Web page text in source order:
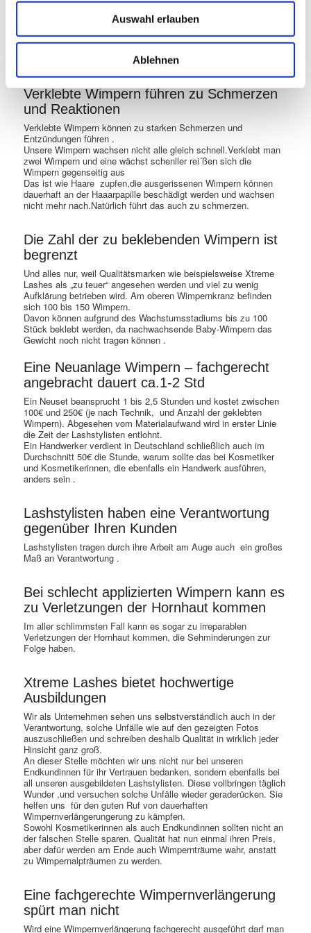
Auswahl erlauben
Ablehnen
Zu schwere Wimpern Extensions
schädigen die Naturwimpern
Zu schwere, zu viele und zu lange Extensions, können durch Ihr
Gewicht die Haarwurzel zerstören.Die Haarwurzel kann sich
Verklebte Wimpern führen zu Schmerzen
und Reaktionen
Verklebte Wimpern können zu starken Schmerzen und
Entzündungen führen .
Unsere Wimpern wachsen nicht alle gleich schnell.Verklebt man
zwei Wimpern und eine wächst schenller rei´ßen sich die
Wimpern gegenseitig aus
Das ist wie Haare zupfen,die ausgerissenen Wimpern können
dauerhaft an der Haaarpapille beschädigt werden und wachsen
nicht mehr nach.Natürlich führt das auch zu schmerzen.
Die Zahl der zu beklebenden Wimpern ist
begrenzt
Und alles nur, weil Qualitätsmarken wie beispielsweise Xtreme
Lashes als „zu teuer“ angesehen werden und viel zu wenig
Aufklärung betrieben wird. Am oberen Wimpernkranz befinden
sich 100 bis 150 Wimpern.
Davon können aufgrund des Wachstumsstadiums bis zu 100
Stück beklebt werden, da nachwachsende Baby-Wimpern das
Gewicht noch nicht tragen können .
Eine Neuanlage Wimpern – fachgerecht
angebracht dauert ca.1-2 Std
Ein Neuset beansprucht 1 bis 2,5 Stunden und kostet zwischen
100€ und 250€ (je nach Technik, und Anzahl der geklebten
Wimpern). Abgesehen vom Materialaufwand wird in erster Linie
die Zeit der Lashstylisten entlohnt.
Ein Handwerker verdient in Deutschland schließlich auch im
Durchschnitt 50€ die Stunde, warum sollte das bei Kosmetiker
und Kosmetikerinnen, die ebenfalls ein Handwerk ausführen,
anders sein .
Lashstylisten haben eine Verantwortung
gegenüber Ihren Kunden
Lashstylisten tragen durch ihre Arbeit am Auge auch ein großes
Maß an Verantwortung .
Bei schlecht applizierten Wimpern kann es
zu Verletzungen der Hornhaut kommen
Im aller schlimmsten Fall kann es sogar zu irreparablen
Verletzungen der Hornhaut kommen, die Sehminderungen zur
Folge haben.
Xtreme Lashes bietet hochwertige
Ausbildungen
Wir als Unternehmen sehen uns selbstverständlich auch in der
Verantwortung, solche Unfälle wie auf den gezeigten Fotos
auszuschließen und schreiben deshalb Qualität in wirklich jeder
Hinsicht ganz groß.
An dieser Stelle möchten wir uns nicht nur bei unseren
Endkundinnen für ihr Vertrauen bedanken, sondern ebenfalls bei
all unseren ausgebildeten Lashstylisten. Diese vollbringen täglich
Wunder ,und versuchen solche Unfälle wieder geraderücken. Sie
helfen uns für den guten Ruf von dauerhaften
Wimpernverlängerungerung zu kämpfen.
Sowohl Kosmetikerinnen als auch Endkundinnen sollten nicht an
der falschen Stelle sparen. Qualität hat nun einmal ihren Preis,
aber dafür werden am Ende auch Wimpernträume wahr, anstatt
zu Wimpernalpträumen zu werden.
Eine fachgerechte Wimpernverlängerung
spürt man nicht
Wird eine Wimpernverlängerung fachgerecht ausgeführt darf man